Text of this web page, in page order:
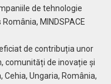
de tehnologie
MINDSPACE
de contribuția unor
comunități de inovație și
Ungaria, România,